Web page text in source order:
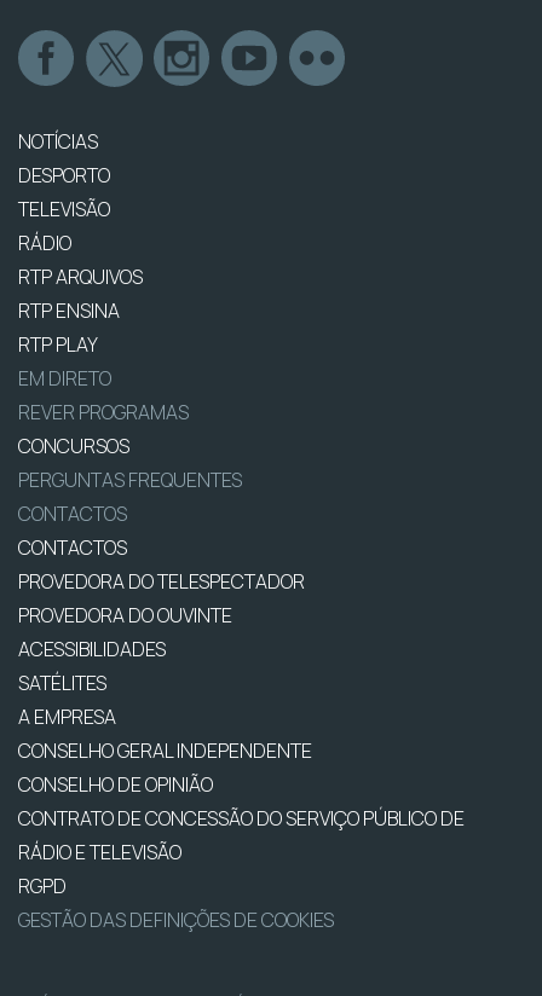
NOTÍCIAS
DESPORTO
TELEVISÃO
RÁDIO
RTP ARQUIVOS
RTP ENSINA
RTP PLAY
EM DIRETO
REVER PROGRAMAS
CONCURSOS
PERGUNTAS FREQUENTES
CONTACTOS
CONTACTOS
PROVEDORA DO TELESPECTADOR
PROVEDORA DO OUVINTE
ACESSIBILIDADES
SATÉLITES
A EMPRESA
CONSELHO GERAL INDEPENDENTE
CONSELHO DE OPINIÃO
CONTRATO DE CONCESSÃO DO SERVIÇO PÚBLICO DE
RÁDIO E TELEVISÃO
RGPD
GESTÃO DAS DEFINIÇÕES DE COOKIES